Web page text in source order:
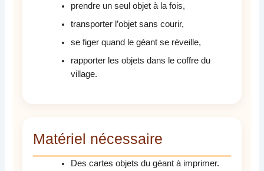
prendre un seul objet à la fois,
transporter l’objet sans courir,
se figer quand le géant se réveille,
rapporter les objets dans le coffre du
village.
Matériel nécessaire
Des cartes objets du géant à imprimer.